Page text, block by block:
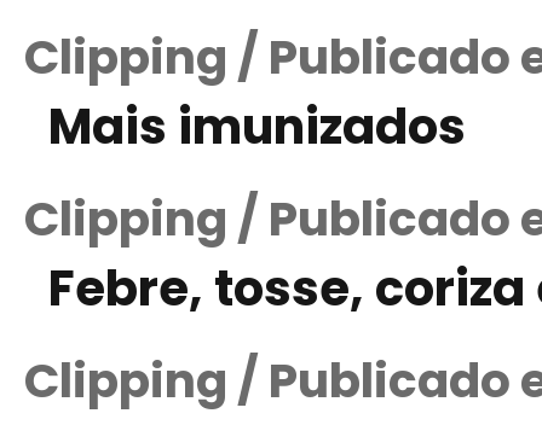
Clipping / Publicado
Mais imunizados
Clipping / Publicado
Febre, tosse,
Clipping / Publicado